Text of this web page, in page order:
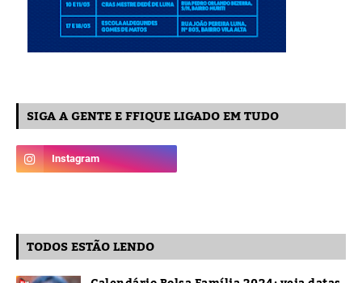
SIGA A GENTE E FFIQUE LIGADO EM TUDO
TODOS ESTÃO LENDO